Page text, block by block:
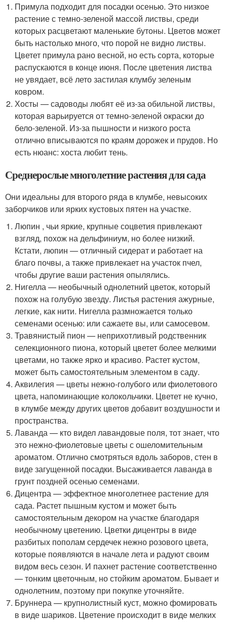
Примула подходит для посадки осенью. Это низкое
растение с темно-зеленой массой листвы, среди
которых расцветают маленькие бутоны. Цветов может
быть настолько много, что порой не видно листвы.
Цветет примула рано весной, но есть сорта, которые
распускаются в конце июня. После цветения листва
не увядает, всё лето застилая клумбу зеленым
ковром.
Хосты — садоводы любят её из-за обильной листвы,
которая варьируется от темно-зеленой окраски до
бело-зеленой. Из-за пышности и низкого роста
отлично вписываются по краям дорожек и прудов. Но
есть нюанс: хоста любит тень.
Среднерослые многолетние растения для сада
Они идеальны для второго ряда в клумбе, невысоких
заборчиков или ярких кустовых пятен на участке.
Люпин , чьи яркие, крупные соцветия привлекают
взгляд, похож на дельфиниум, но более низкий.
Кстати, люпин — отличный сидерат и работает на
благо почвы, а также привлекает на участок пчел,
чтобы другие ваши растения опылялись.
Нигелла — необычный однолетний цветок, который
похож на голубую звезду. Листья растения ажурные,
легкие, как нити. Нигелла размножается только
семенами осенью: или сажаете вы, или самосевом.
Травянистый пион — неприхотливый родственник
селекционного пиона, который цветет более мелкими
цветами, но также ярко и красиво. Растет кустом,
может быть самостоятельным элементом в саду.
Аквилегия — цветы нежно-голубого или фиолетового
цвета, напоминающие колокольчики. Цветет не кучно,
в клумбе между других цветов добавит воздушности и
пространства.
Лаванда — кто видел лавандовые поля, тот знает, что
это нежно-фиолетовые цветы с ошеломительным
ароматом. Отлично смотряться вдоль заборов, стен в
виде загущенной посадки. Высаживается лаванда в
грунт поздней осенью семенами.
Дицентра — эффектное многолетнее растение для
сада. Растет пышным кустом и может быть
самостоятельным декором на участке благодаря
необычному цветению. Цветки дицентры в виде
разбитых пополам сердечек нежно розового цвета,
которые появляются в начале лета и радуют своим
видом весь сезон. И пахнет растение соответственно
— тонким цветочным, но стойким ароматом. Бывает и
однолетним, поэтому при покупке уточняйте.
Бруннера — крупнолистный куст, можно фомировать
в виде шариков. Цветение происходит в виде мелких